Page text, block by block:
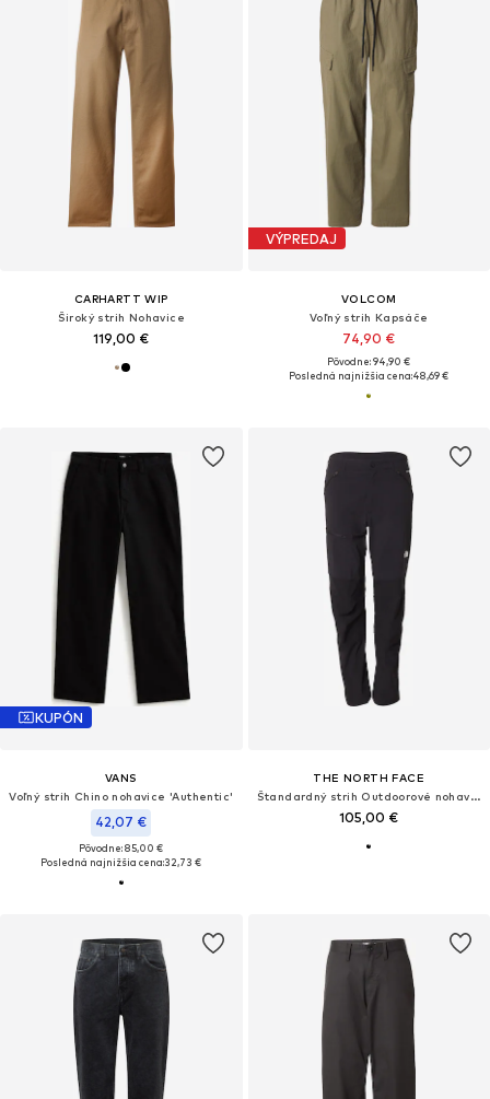
CARHARTT WIP
Široký strih Nohavice
119,00 €
VÝPREDAJ
VOLCOM
Voľný strih Kapsáče
74,90 €
Pôvodne: 94,90 €
Posledná najnižšia cena:48,69 €
KUPÓN
VANS
Voľný strih Chino nohavice 'Authentic'
42,07 €
Pôvodne: 85,00 €
Posledná najnižšia cena:32,73 €
THE NORTH FACE
Štandardný strih Outdoorové nohavice
105,00 €